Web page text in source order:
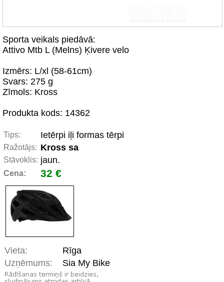
Sporta veikals piedāvā:
Attivo Mtb L (Melns) Ķivere velo
Izmērs: L/xl (58-61cm)
Svars: 275 g
Zīmols: Kross
Produkta kods: 14362
Tips: Ietērpi iļi formas tērpi
Ražotājs: Kross sa
Stāvoklis: jaun.
Cena: 32 €
Vieta:
Rīga
Uzņēmums:
Sia My Bike